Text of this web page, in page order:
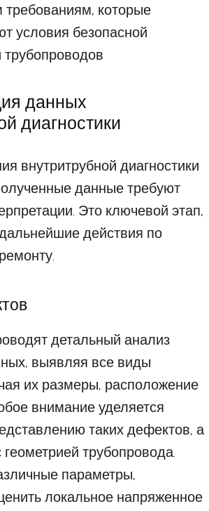
которые
условия безопасной
трубопроводов
данных
диагностики
внутритрубной диагностики
данные требуют
Это ключевой этап,
действия по
детальный анализ
выявляя все виды
их размеры, расположение
внимание уделяется
таких дефектов, а
геометрией трубопровода.
параметры,
локальное напряженное